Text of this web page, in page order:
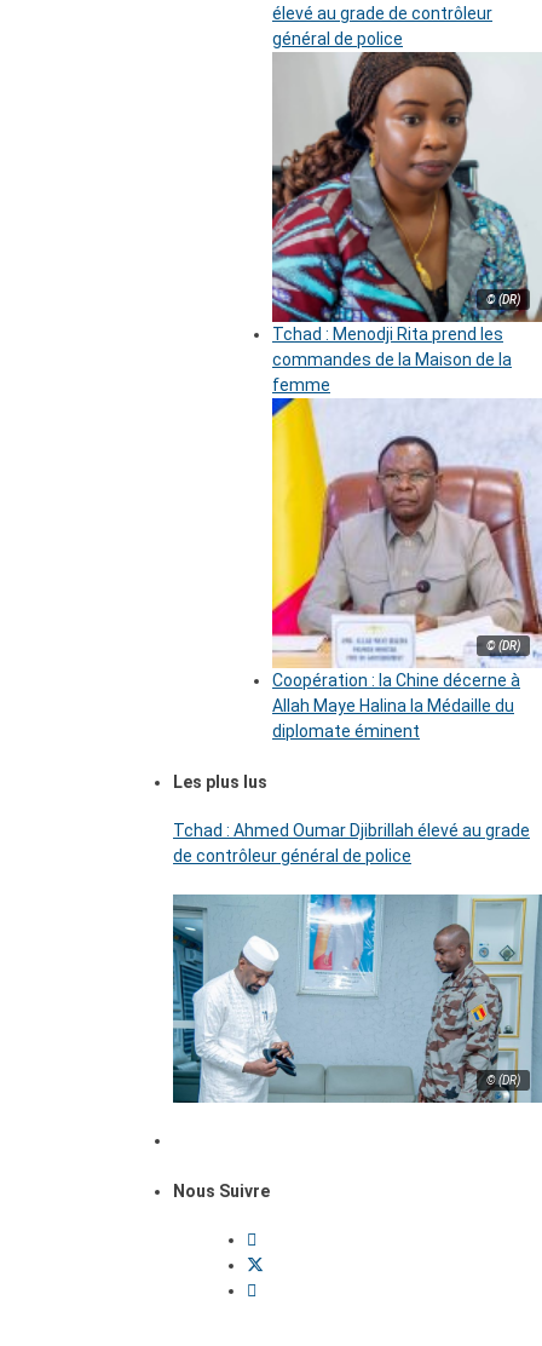
élevé au grade de contrôleur
général de police
© (DR)
Tchad : Menodji Rita prend les
commandes de la Maison de la
femme
© (DR)
Coopération : la Chine décerne à
Allah Maye Halina la Médaille du
diplomate éminent
Les plus lus
Tchad : Ahmed Oumar Djibrillah élevé au grade
de contrôleur général de police
© (DR)
Nous Suivre